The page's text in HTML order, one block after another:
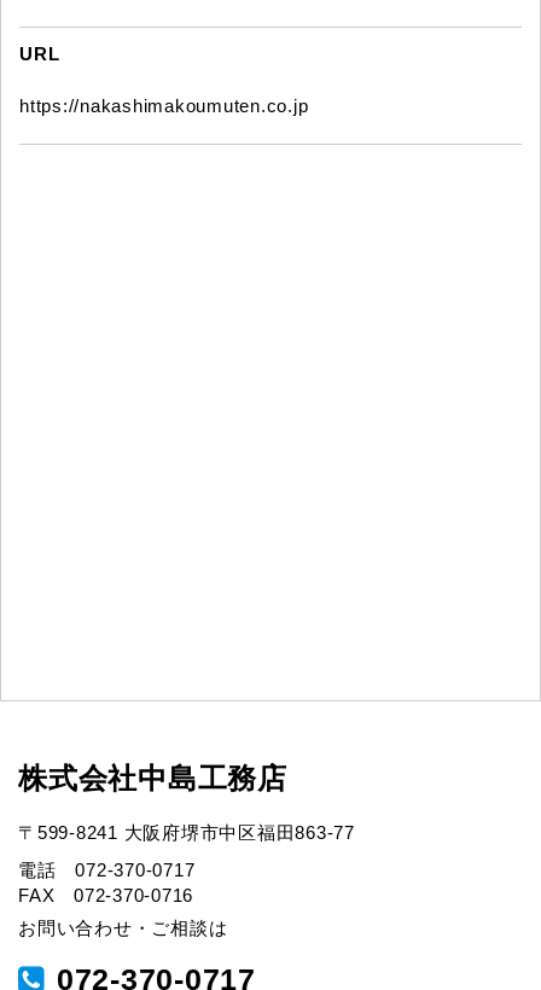
URL
https://nakashimakoumuten.co.jp
株式会社中島工務店
〒599-8241 大阪府堺市中区福田863-77
電話 072-370-0717
FAX 072-370-0716
お問い合わせ・ご相談は
072-370-0717